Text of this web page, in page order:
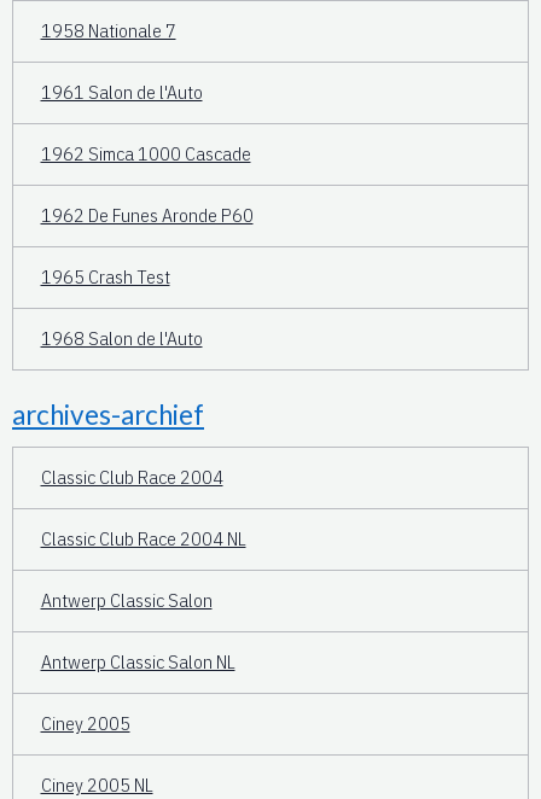
1958 Nationale 7
1961 Salon de l'Auto
1962 Simca 1000 Cascade
1962 De Funes Aronde P60
1965 Crash Test
1968 Salon de l'Auto
archives-archief
Classic Club Race 2004
Classic Club Race 2004 NL
Antwerp Classic Salon
Antwerp Classic Salon NL
Ciney 2005
Ciney 2005 NL